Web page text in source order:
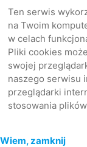
Ten serwis
na Twoim
w celach
Pliki cookies
swojej
naszego serwisu
przeglądarki
stosowania
Wiem, zamknij